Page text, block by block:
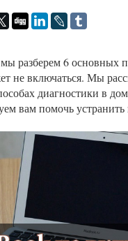
мы разберем 6 основных
не включаться. Мы
диагностики в
вам помочь устранить